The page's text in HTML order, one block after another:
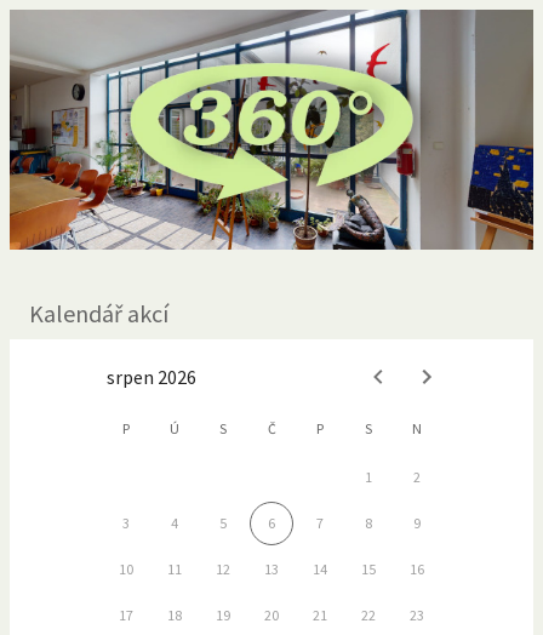
Kalendář akcí
srpen 2026
P Ú S Č P S N
1 2
3 4 5 6 7 8 9
10 11 12 13 14 15 16
17 18 19 20 21 22 23